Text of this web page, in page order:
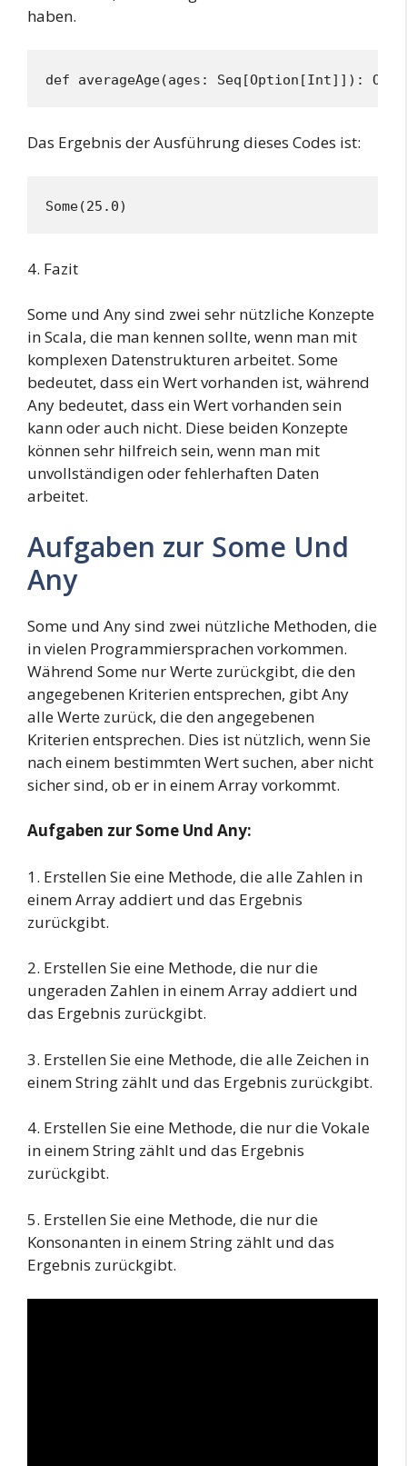
haben.
def averageAge(ages: Seq[Option[Int]]):
Das Ergebnis der Ausführung dieses Codes ist:
Some(25.0)
4. Fazit
Some und Any sind zwei sehr nützliche Konzepte
in Scala, die man kennen sollte, wenn man mit
komplexen Datenstrukturen arbeitet. Some
bedeutet, dass ein Wert vorhanden ist, während
Any bedeutet, dass ein Wert vorhanden sein
kann oder auch nicht. Diese beiden Konzepte
können sehr hilfreich sein, wenn man mit
unvollständigen oder fehlerhaften Daten
arbeitet.
Aufgaben zur Some Und
Any
Some und Any sind zwei nützliche Methoden, die
in vielen Programmiersprachen vorkommen.
Während Some nur Werte zurückgibt, die den
angegebenen Kriterien entsprechen, gibt Any
alle Werte zurück, die den angegebenen
Kriterien entsprechen. Dies ist nützlich, wenn Sie
nach einem bestimmten Wert suchen, aber nicht
sicher sind, ob er in einem Array vorkommt.
Aufgaben zur Some Und Any:
1. Erstellen Sie eine Methode, die alle Zahlen in
einem Array addiert und das Ergebnis
zurückgibt.
2. Erstellen Sie eine Methode, die nur die
ungeraden Zahlen in einem Array addiert und
das Ergebnis zurückgibt.
3. Erstellen Sie eine Methode, die alle Zeichen in
einem String zählt und das Ergebnis zurückgibt.
4. Erstellen Sie eine Methode, die nur die Vokale
in einem String zählt und das Ergebnis
zurückgibt.
5. Erstellen Sie eine Methode, die nur die
Konsonanten in einem String zählt und das
Ergebnis zurückgibt.